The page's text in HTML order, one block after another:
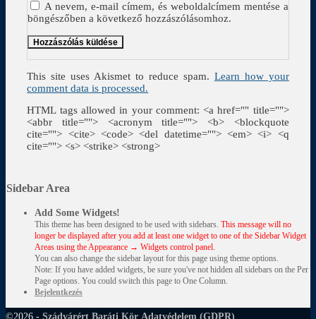
A nevem, e-mail címem, és weboldalcímem mentése a
böngészőben a következő hozzászólásomhoz.
This site uses Akismet to reduce spam. Learn how your
comment data is processed.
HTML tags allowed in your comment: <a href="" title="">
<abbr title=""> <acronym title=""> <b> <blockquote
cite=""> <cite> <code> <del datetime=""> <em> <i> <q
cite=""> <s> <strike> <strong>
Sidebar Area
Add Some Widgets!
This theme has been designed to be used with sidebars. This message will no
longer be displayed after you add at least one widget to one of the Sidebar Widget
Areas using the Appearance → Widgets control panel.
You can also change the sidebar layout for this page using theme options.
Note: If you have added widgets, be sure you've not hidden all sidebars on the Per
Page options. You could switch this page to One Column.
Bejelentkezés
©2026 - Szádvárért Baráti Kör Adatvédelem (GDPR)